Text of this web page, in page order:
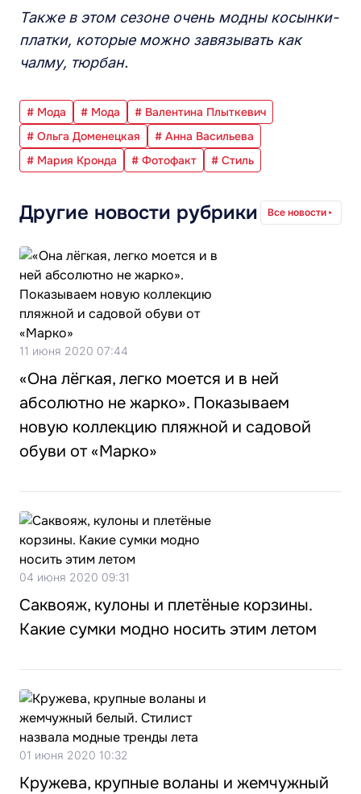
Также в этом сезоне очень модны косынки-
платки, которые можно завязывать как
чалму, тюрбан.
# Мода # Мода
# Валентина Плыткевич
# Ольга Доменецкая
# Анна Васильева
# Мария Кронда
# Фотофакт # Стиль
Другие новости рубрики Все новости
11 июня 2020 07:44
«Она лёгкая, легко моется и в ней
абсолютно не жарко». Показываем
новую коллекцию пляжной и садовой
обуви от «Марко»
04 июня 2020 09:31
Саквояж, кулоны и плетёные корзины.
Какие сумки модно носить этим летом
01 июня 2020 10:32
Кружева, крупные воланы и жемчужный